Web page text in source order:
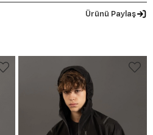
Ürünü Paylaş